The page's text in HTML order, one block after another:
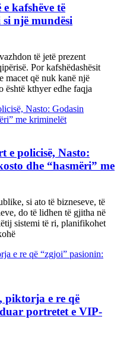
kafshëve të
një mundësi
të jetë prezent
Por kafshëdashësit
macet që nuk kanë një
është kthyer edhe faqja
e policisë, Nasto:
dhe “hasmëri” me
si ato të bizneseve, të
do të lidhen të gjitha në
sistemi të ri, planifikohet
piktorja e re që
portretet e VIP-